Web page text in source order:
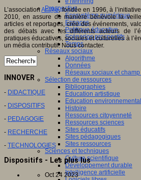
Prospective
Ecosystème numérique
Espaces
Politique éducative
Scénarios prospectifs
Temps
Réseaux sociaux
Algorithme
Données
Réseaux sociaux et
Sélection de ressources
Bibliographies
Education artistique
Education
Histoire
Ressources citoyenneté
Ressources sciences
Sites éducatifs
Sites pédagogiques
Sites ressources
Sciences et techniques
Culture scientifique
Développement durable
Intelligence artificielle
L’associationAn@é, fondée en 1996, à
2010, en assure de manière bénévole la
articles et reportages, crée des événements,
des débats avec les différents acteurs de
pratiques éducatives, sociales et culturelles à
un média contributif. Nous contacter.
INNOVER
- DIDACTIQUE
- DISPOSITIFS
- PEDAGOGIE
- RECHERCHE
- TECHNOLOGIES
Dispositifs - Les plus lus
Oct 24 2023